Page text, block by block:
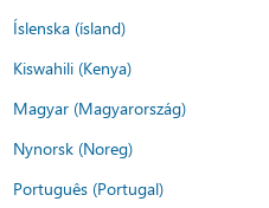
Íslenska (ísland)
Kiswahili (Kenya)
Magyar (Magyarország)
Nynorsk (Noreg)
Português (Portugal)